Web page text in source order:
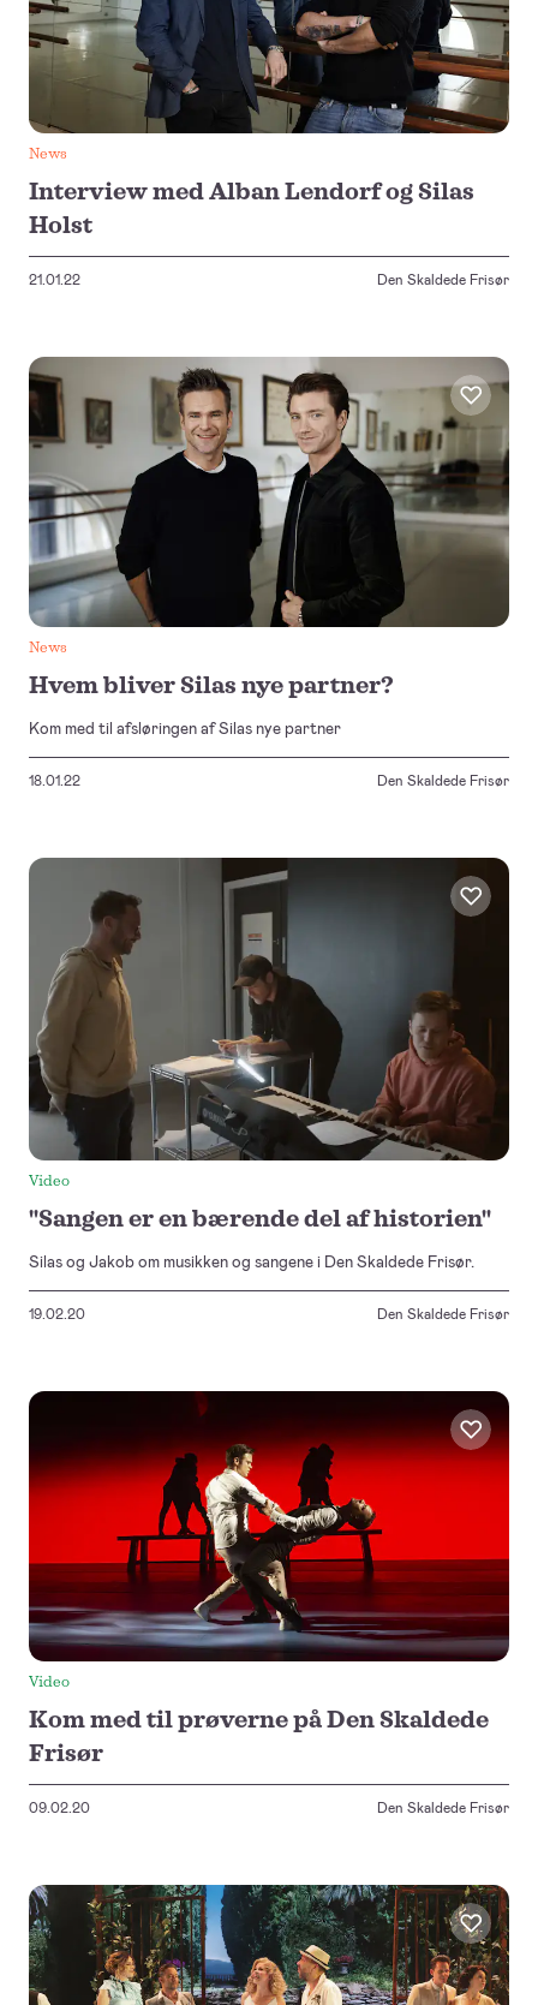
News
Interview med Alban Lendorf og Silas
Holst
21.01.22 Den Skaldede Frisør
News
Hvem bliver Silas nye partner?
Kom med til afsløringen af Silas nye partner
18.01.22 Den Skaldede Frisør
Video
"Sangen er en bærende del af historien"
Silas og Jakob om musikken og sangene i Den Skaldede Frisør.
19.02.20 Den Skaldede Frisør
Video
Kom med til prøverne på Den Skaldede
Frisør
09.02.20 Den Skaldede Frisør